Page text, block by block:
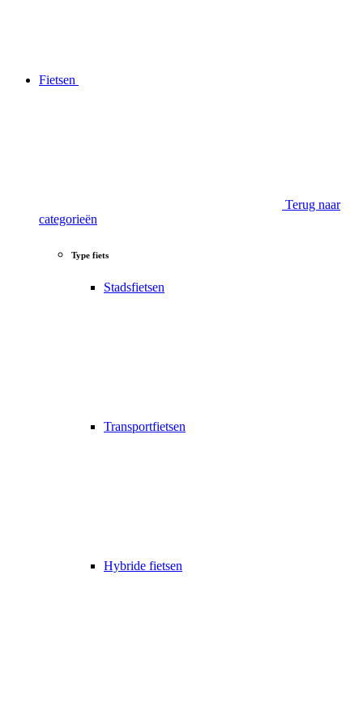
Fietsen
Terug naar
categorieën
Type fiets
Stadsfietsen
Transportfietsen
Hybride fietsen